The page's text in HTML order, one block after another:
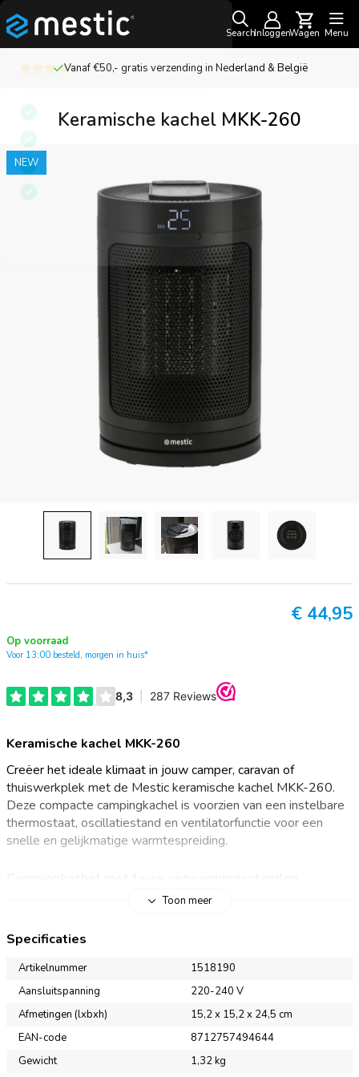
SearchInloggenWagen Menu
Vanaf €50,- gratis verzending in Nederland & België
Keramische kachel MKK-260
NEW
€ 44,95
Op voorraad
Voor 13:00 besteld, morgen in huis*
Keramische kachel MKK-260
Creëer het ideale klimaat in jouw camper, caravan of
thuiswerkplek met de Mestic keramische kachel MKK-260.
Deze compacte campingkachel is voorzien van een instelbare
thermostaat, oscillatiestand en ventilatorfunctie voor een
snelle en gelijkmatige warmtespreiding.
kampeervoertuig met de Mestic MKK-260. De kachel heeft
vier verschillende modi: ECO, laag vermogen (900 W), hoog
vermogen (1500 W) en een ventilatorstand. De gewenste
temperatuur stel je eenvoudig in met de plus- en minknoppen
meegeleverde afstandsbediening. Het LED-display toont
duidelijk de ingestelde temperatuur. De oscillatiefunctie draait
de kachel van links naar rechts en verspreidt de warmte
Toon meer
Specificaties
Artikelnummer
1518190
Aansluitspanning
220-240 V
Afmetingen (lxbxh)
15,2 x 15,2 x 24,5 cm
EAN-code
8712757494644
Gewicht
1,32 kg